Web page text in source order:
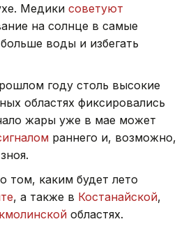
Медики советуют
на солнце в самые
воды и избегать
году столь высокие
областях фиксировались
жары уже в мае может
раннего и, возможно,
том, каким будет лето
, а также в Костанайской,
областях.